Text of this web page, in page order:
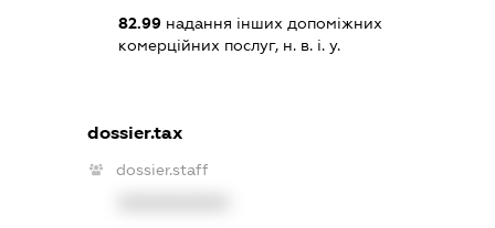
82.99надання інших допоміжних
комерційних послуг, н. в. і. у.
dossier.tax
dossier.staff